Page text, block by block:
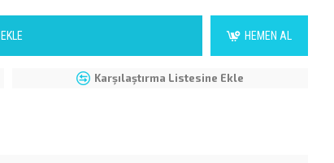
HEMEN AL
Karşılaştırma Listesine Ekle